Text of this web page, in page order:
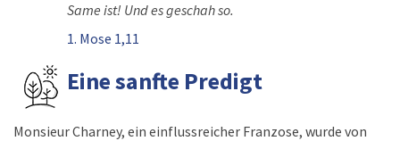
Same ist! Und es geschah so.
1. Mose 1,11
Eine sanfte Predigt
Monsieur Charney, ein einflussreicher Franzose, wurde von